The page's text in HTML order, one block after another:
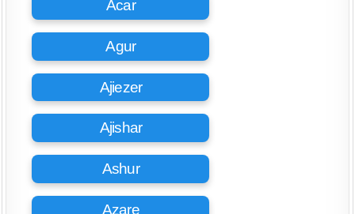
Acar
Agur
Ajiezer
Ajishar
Ashur
Azare